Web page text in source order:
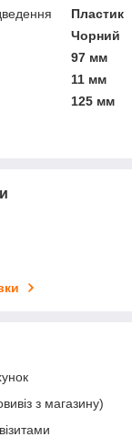
Пластик
Чорний
97 мм
11 мм
125 мм
з магазину)